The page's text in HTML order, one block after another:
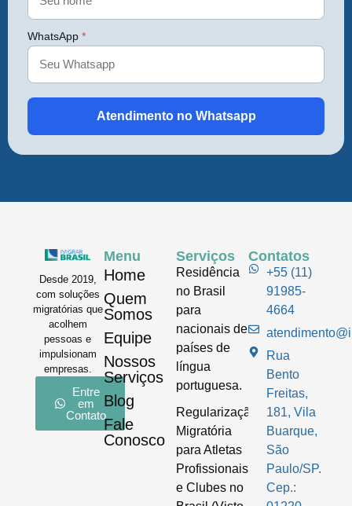
WhatsApp *
Atendimento no Whatsapp
Desde 2019,
com soluções
migratórias que
acolhem
pessoas e
impulsionam
empresas.
Entre
em
Contato
Menu
Home
Quem
Somos
Equipe
Nossos
Serviços
Blog
Fale
Conosco
Serviços
Residência
no Brasil
para
nacionais de
países de
língua
portuguesa.
Regularização
Migratória
para Atletas
Profissionais
e Clubes no
Contatos
+55 (11)
91985-
4664
Rua
Bento
Freitas,
181, Vila
Buarque,
São
Paulo/SP.
Cep.: